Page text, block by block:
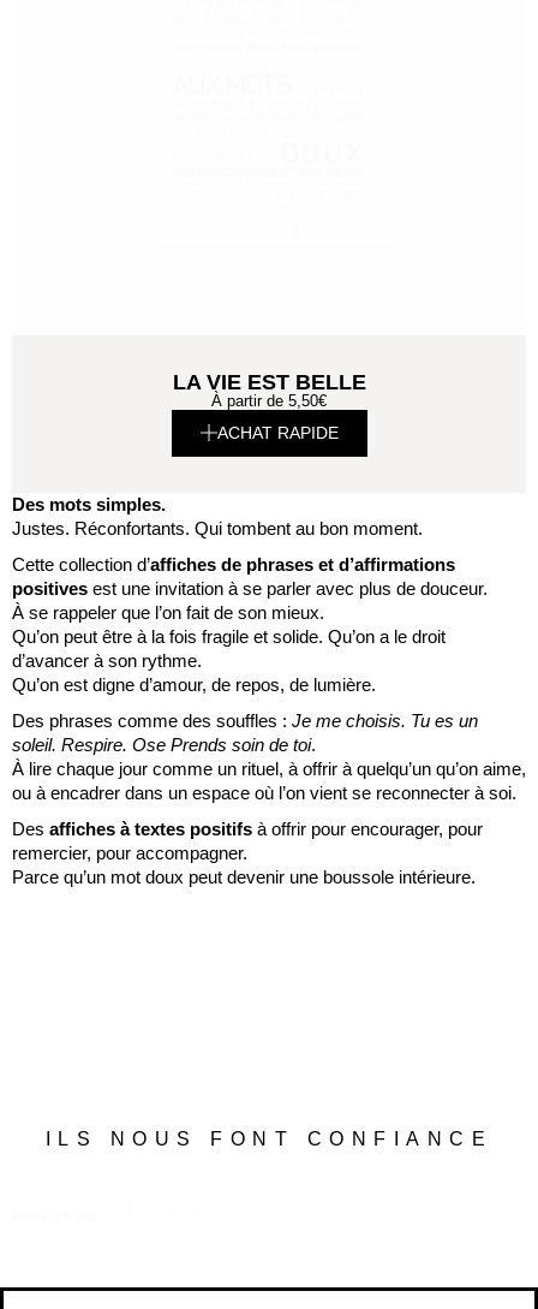
LA VIE EST BELLE
À partir de 5,50€
ACHAT RAPIDE
Des mots simples.
Justes. Réconfortants. Qui tombent au bon moment.
Cette collection d’affiches de phrases et d’affirmations
positives est une invitation à se parler avec plus de douceur.
À se rappeler que l’on fait de son mieux.
Qu’on peut être à la fois fragile et solide. Qu’on a le droit
d’avancer à son rythme.
Qu’on est digne d’amour, de repos, de lumière.
Des phrases comme des souffles : Je me choisis. Tu es un
soleil. Respire. Ose Prends soin de toi.
À lire chaque jour comme un rituel, à offrir à quelqu’un qu’on aime,
ou à encadrer dans un espace où l’on vient se reconnecter à soi.
Des affiches à textes positifs à offrir pour encourager, pour
remercier, pour accompagner.
Parce qu’un mot doux peut devenir une boussole intérieure.
ILS NOUS FONT CONFIANCE